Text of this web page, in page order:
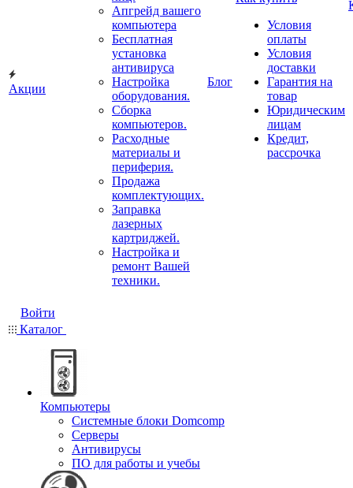
Акции
Апгрейд вашего
компьютера
Бесплатная
установка
антивируса
Настройка
оборудования.
Сборка
компьютеров.
Расходные
материалы и
периферия.
Продажа
комплектующих.
Заправка
лазерных
картриджей.
Настройка и
ремонт Вашей
техники.
Блог
Условия
оплаты
Условия
доставки
Гарантия на
товар
Юридическим
лицам
Кредит,
рассрочка
Войти
Каталог
Компьютеры
Системные блоки Domcomp
Серверы
Антивирусы
ПО для работы и учебы